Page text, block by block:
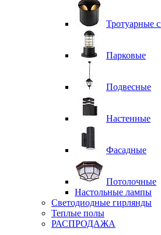
Тротуарные
Парковые
Подвесные
Настенные
Фасадные
Потолочные
Настольные лампы
Светодиодные гирлянды
Теплые полы
РАСПРОДАЖА